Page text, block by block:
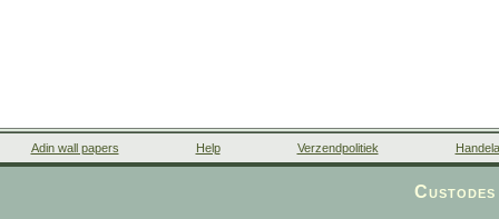
Adin wall papers Help Verzendpolitiek